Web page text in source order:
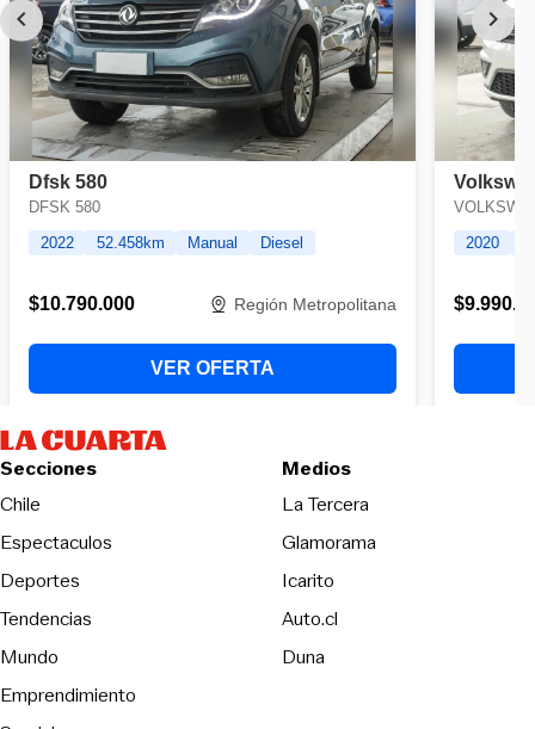
Secciones
Chile
Espectaculos
Deportes
Tendencias
Mundo
Emprendimiento
Medios
La TerceraOpens in new
Glamorama
Icarito
Auto.cl
DunaOpens in new window